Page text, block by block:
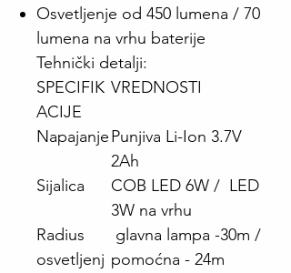
Osvetljenje od 450 lumena / 70
lumena na vrhu baterije
Tehnički detalji:
SPECIFIK
ACIJE
VREDNOSTI
NapajanjePunjiva Li-Ion 3.7V
2Ah
Sijalica
COB LED 6W / LED
3W na vrhu
Radius
osvetljenj
glavna lampa -30m /
pomoćna - 24m